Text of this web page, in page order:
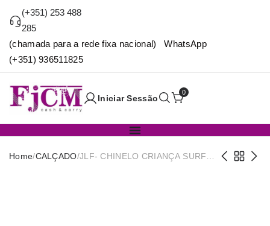
(+351) 253 488
285
(chamada para a rede fixa nacional) WhatsApp
(+351) 936511825
Iniciar Sessão
0
Home/CALÇADO/JLF- CHINELO CRIANÇA SURF